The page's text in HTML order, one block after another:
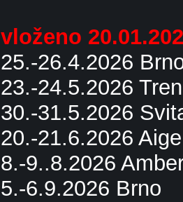
vloženo
25.-26.4.2026
23.-24.5.2026
30.-31.5.2026
20.-21.6.2026
8.-9..8.2026
5.-6.9.2026 Brno